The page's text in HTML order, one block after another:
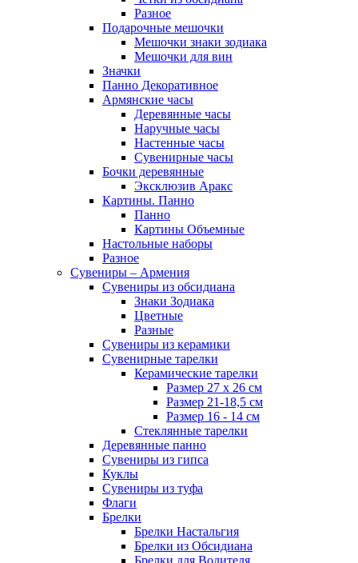
Разное
Подарочные мешочки
Мешочки знаки зодиака
Мешочки для вин
Значки
Панно Декоративное
Армянские часы
Деревянные часы
Наручные часы
Настенные часы
Сувенирные часы
Бочки деревянные
Эксклюзив Аракс
Картины. Панно
Панно
Картины Объемные
Настольные наборы
Разное
Сувениры – Армения
Сувениры из обсидиана
Знаки Зодиака
Цветные
Разные
Сувениры из керамики
Сувенирные тарелки
Керамические тарелки
Размер 27 х 26 см
Размер 21-18,5 см
Размер 16 - 14 см
Стеклянные тарелки
Деревянные панно
Сувениры из гипса
Куклы
Сувениры из туфа
Флаги
Брелки
Брелки Настальгия
Брелки из Обсидиана
Брелки для Водителя